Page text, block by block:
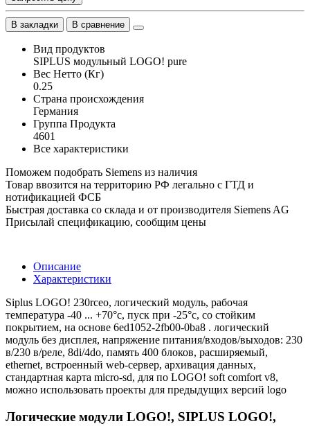
В закладки В сравнение
Вид продуктов
SIPLUS модульный LOGO! pure
Вес Нетто (Кг)
0.25
Страна происхождения
Германия
Группа Продукта
4601
Все характеристики
Поможем подобрать Siemens из наличия
Товар ввозится на территорию РФ легально с ГТД и
нотификацией ФСБ
Быстрая доставка со склада и от производителя Siemens AG
Присылай спецификацию, сообщим цены
Описание
Характеристики
Siplus LOGO! 230rceo, логический модуль, рабочая
температура -40 ... +70°c, пуск при -25°c, со стойким
покрытием, на основе 6ed1052-2fb00-0ba8 . логический
модуль без дисплея, напряжение питания/входов/выходов: 230
в/230 в/реле, 8di/4do, память 400 блоков, расширяемый,
ethernet, встроенный web-сервер, архивация данных,
стандартная карта micro-sd, для по LOGO! soft comfort v8,
можно использовать проекты для предыдущих версий logo
Логические модули LOGO!, SIPLUS LOGO!,